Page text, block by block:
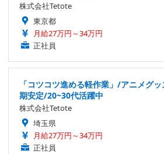
株式会社Tetote
東京都
月給27万円～34万円
正社員
「コツコツ進める軽作業」/アニメグ
期安定/20~30代活躍中
株式会社Tetote
埼玉県
月給27万円～34万円
正社員